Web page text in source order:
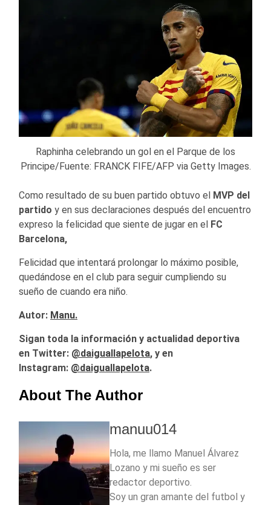
Raphinha celebrando un gol en el Parque de los
Principe/Fuente: FRANCK FIFE/AFP via Getty Images.
Como resultado de su buen partido obtuvo el
MVP del
partido y en sus declaraciones después del encuentro
expreso la felicidad que siente de jugar en el
FC
Barcelona,
Felicidad que intentará prolongar lo máximo posible,
quedándose en el club para seguir cumpliendo su
sueño de cuando era niño.
Autor: Manu.
Sigan toda la información y actualidad deportiva
en Twitter: @daiguallapelota, y en
Instagram: @daiguallapelota.
About The Author
manuu014
Hola, me llamo Manuel Álvarez
Lozano y mi sueño es ser
redactor deportivo.
Soy un gran amante del futbol y